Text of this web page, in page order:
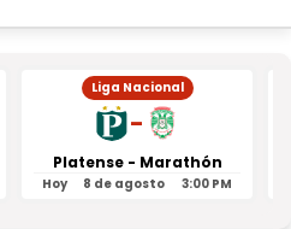
Liga Nacional
-
Platense - Marathón
Hoy 8 de agosto 3:00 PM